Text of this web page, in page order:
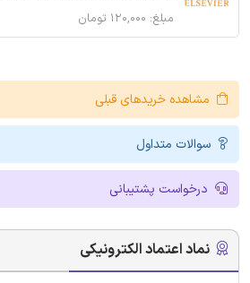
مبلغ: ۱۲۰,۰۰۰ تومان
مشاهده خریدهای قبلی
سوالات متداول
درخواست پشتیبانی
نماد اعتماد الکترونیکی